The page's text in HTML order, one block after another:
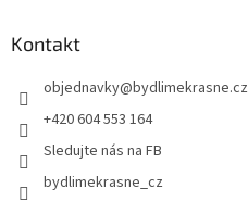
Kontakt
objednavky@bydlimekrasne.cz
+420 604 553 164
Sledujte nás na FB
bydlimekrasne_cz